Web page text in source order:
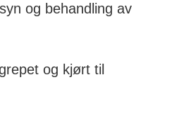
og behandling av
og kjørt til